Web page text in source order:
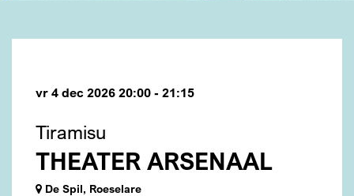
Tiramisu
THEATER ARSENAAL
vr 4 dec 2026 20:00 - 21:15
De Spil, Roeselare